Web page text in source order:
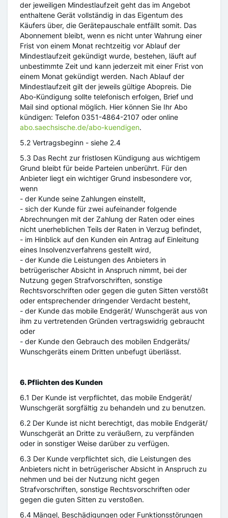
der jeweiligen Mindestlaufzeit geht das im Angebot
enthaltene Gerät vollständig in das Eigentum des
Käufers über, die Gerätepauschale entfällt somit. Das
Abonnement bleibt, wenn es nicht unter Wahrung einer
Frist von einem Monat rechtzeitig vor Ablauf der
Mindestlaufzeit gekündigt wurde, bestehen, läuft auf
unbestimmte Zeit und kann jederzeit mit einer Frist von
einem Monat gekündigt werden. Nach Ablauf der
Mindestlaufzeit gilt der jeweils gültige Abopreis. Die
Abo-Kündigung sollte telefonisch erfolgen, Brief und
Mail sind optional möglich. Hier können Sie Ihr Abo
kündigen: Telefon 0351-4864-2107 oder online
abo.saechsische.de/abo-kuendigen.
5.2 Vertragsbeginn - siehe 2.4
5.3 Das Recht zur fristlosen Kündigung aus wichtigem
Grund bleibt für beide Parteien unberührt. Für den
Anbieter liegt ein wichtiger Grund insbesondere vor,
wenn
- der Kunde seine Zahlungen einstellt,
- sich der Kunde für zwei aufeinander folgende
Abrechnungen mit der Zahlung der Raten oder eines
nicht unerheblichen Teils der Raten in Verzug befindet,
- im Hinblick auf den Kunden ein Antrag auf Einleitung
eines Insolvenzverfahrens gestellt wird,
- der Kunde die Leistungen des Anbieters in
betrügerischer Absicht in Anspruch nimmt, bei der
Nutzung gegen Strafvorschriften, sonstige
Rechtsvorschriften oder gegen die guten Sitten verstößt
oder entsprechender dringender Verdacht besteht,
- der Kunde das mobile Endgerät/ Wunschgerät aus von
ihm zu vertretenden Gründen vertragswidrig gebraucht
oder
- der Kunde den Gebrauch des mobilen Endgeräts/
Wunschgeräts einem Dritten unbefugt überlässt.
6. Pflichten des Kunden
6.1 Der Kunde ist verpflichtet, das mobile Endgerät/
Wunschgerät sorgfältig zu behandeln und zu benutzen.
6.2 Der Kunde ist nicht berechtigt, das mobile Endgerät/
Wunschgerät an Dritte zu veräußern, zu verpfänden
oder in sonstiger Weise darüber zu verfügen.
6.3 Der Kunde verpflichtet sich, die Leistungen des
Anbieters nicht in betrügerischer Absicht in Anspruch zu
nehmen und bei der Nutzung nicht gegen
Strafvorschriften, sonstige Rechtsvorschriften oder
gegen die guten Sitten zu verstoßen.
6.4 Mängel, Beschädigungen oder Funktionsstörungen